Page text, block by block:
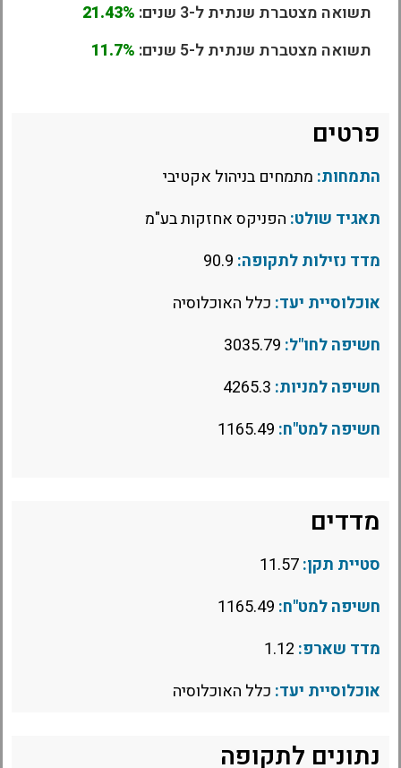
תשואה מצטברת שנתית ל-3 שנים:
21.43%
תשואה מצטברת שנתית ל-5 שנים:
11.7%
פרטים
התמחות: מתמחים בניהול אקטיבי
תאגיד שולט: הפניקס אחזקות בע"מ
מדד נזילות לתקופה:
אוכלוסיית יעד: כלל האוכלוסיה
חשיפה לחו"ל:
חשיפה למניות:
חשיפה למט"ח:
מדדים
סטיית תקן:
חשיפה למט"ח:
מדד שארפ:
אוכלוסיית יעד: כלל האוכלוסיה
נתונים לתקופה